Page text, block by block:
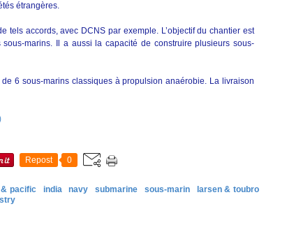
étrangères.
tels accords, avec DCNS par exemple. L’objectif du chantier est
marins. Il a aussi la capacité de construire plusieurs sous-
6 sous-marins classiques à propulsion anaérobie. La livraison
Repost 0
pacific india navy submarine sous-marin
larsen & toubro